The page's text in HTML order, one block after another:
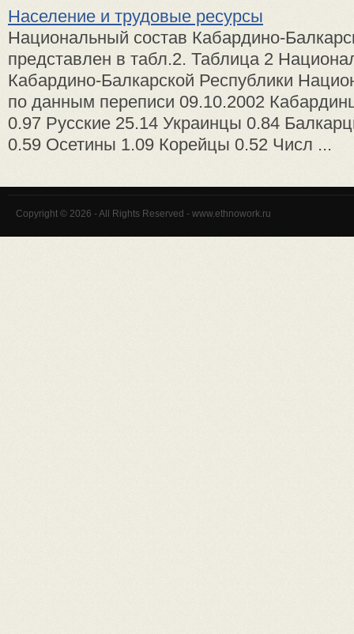
Население и трудовые ресурсы
Национальный состав Кабардино-
представлен в табл.2. Таблица 2
Кабардино-Балкарской Республики
по данным переписи 09.10.2002
0.97 Русские 25.14 Украинцы 0.84
0.59 Осетины 1.09 Корейцы 0.52 Числ ...
Copyright © 2026 - All Rights Reserved - www.ethnowork.ru